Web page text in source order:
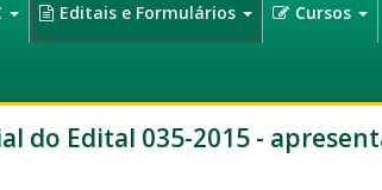
Editais e Formulários Cursos
do Edital 035-2015 -